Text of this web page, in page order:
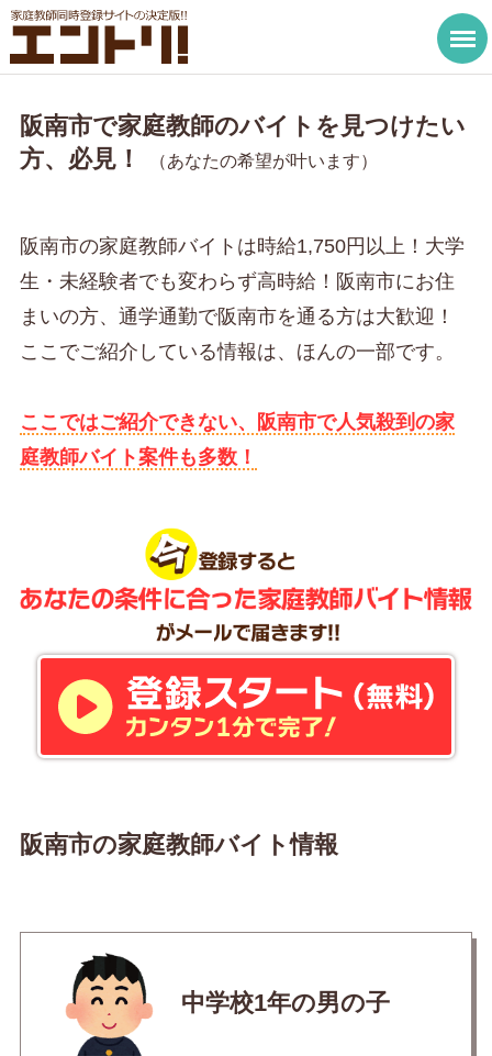
阪南市で家庭教師のバイトを見つけたい
方、必見！
（あなたの希望が叶います）
阪南市の家庭教師バイトは時給1,750円以上！大学
生・未経験者でも変わらず高時給！阪南市にお住
まいの方、通学通勤で阪南市を通る方は大歓迎！
ここでご紹介している情報は、ほんの一部です。
ここではご紹介できない、阪南市で人気殺到の家
庭教師バイト案件も多数！
阪南市の家庭教師バイト情報
中学校1年の男の子